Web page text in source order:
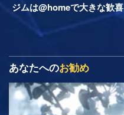
ジムは@homeで大きな歓喜
あなたへのお勧め